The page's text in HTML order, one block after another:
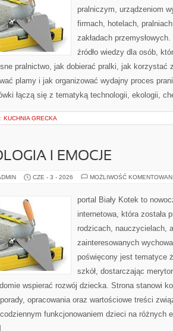
pralniczym, urządzeniom
firmach, hotelach,
zakładach
źródło wiedzy dla osób,
pralnictwo, jak dobierać pralki, jak korzystać
plamy i jak organizować wydajny proces
łączą się z tematyką technologii, ekologii,
KUCHNIA GRECKA
I EMOCJE
CZE - 3 - 2026 MOŻLIWOŚĆ
portal Biały Kotek to
internetowa, która została
rodzicach, nauczycielach,
zainteresowanych
poświęcony jest tematyce
szkół, dostarczając
wspierać rozwój dziecka. Strona stanowi
opracowania oraz wartościowe treści
funkcjonowaniem dzieci na różnych